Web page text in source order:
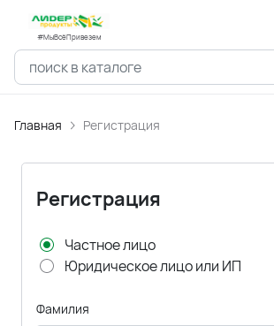
#МыВсёПривезем
Главная Регистрация
Регистрация
Частное лицо
Юридическое лицо или ИП
Фамилия